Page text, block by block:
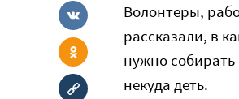
Волонтеры,
рассказали, в
нужно
некуда деть.